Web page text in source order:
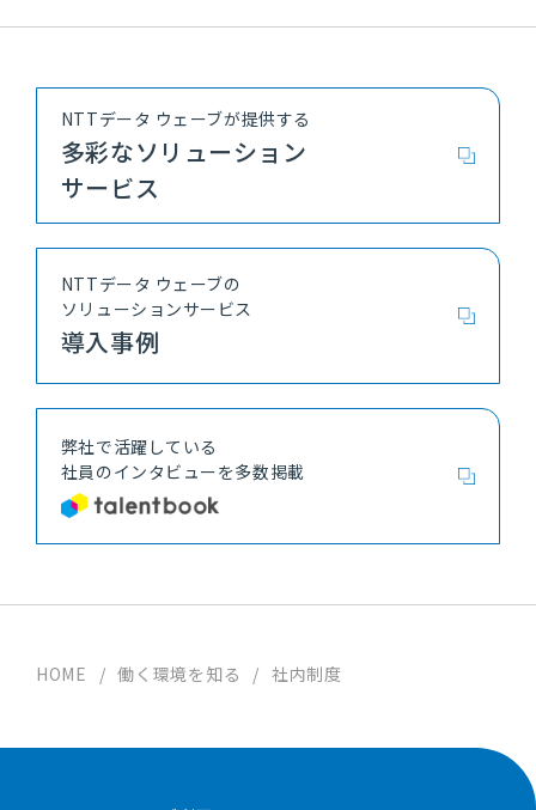
NTTデータ ウェーブが提供する
多彩なソリューション
サービス
NTTデータ ウェーブの
ソリューションサービス
導入事例
弊社で活躍している
社員のインタビューを多数掲載
HOME / 働く環境を知る / 社内制度